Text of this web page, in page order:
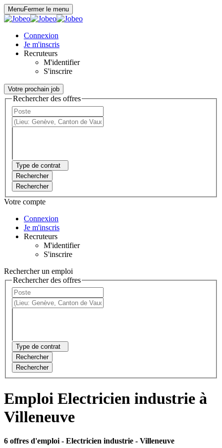
MenuFermer le menu
Connexion
Je m'inscris
Recruteurs
M'identifier
S'inscrire
Votre prochain job
Rechercher des offres
Type de contrat
Rechercher
Rechercher
Votre compte
Connexion
Je m'inscris
Recruteurs
M'identifier
S'inscrire
Rechercher un emploi
Rechercher des offres
Type de contrat
Rechercher
Rechercher
Emploi Electricien industrie à
Villeneuve
6 offres d'emploi - Electricien industrie - Villeneuve
Panneau de gestion des cookies